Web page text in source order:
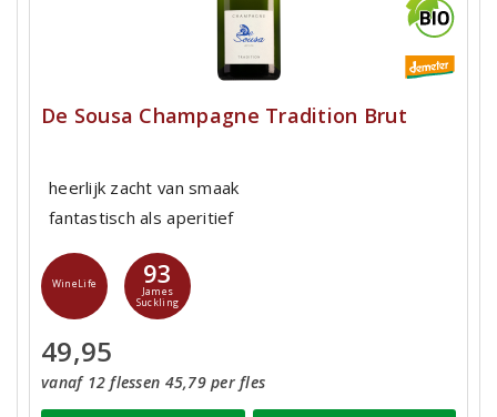
De Sousa Champagne Tradition Brut
heerlijk zacht van smaak
fantastisch als aperitief
WineLife 93
James
Suckling
49,95
vanaf 12 flessen 45,79 per fles